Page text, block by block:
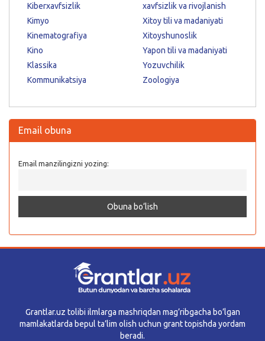
Kiberxavfsizlik
Kimyo
Kinematografiya
Kino
Klassika
Kommunikatsiya
xavfsizlik va rivojlanish
Xitoy tili va madaniyati
Xitoyshunoslik
Yapon tili va madaniyati
Yozuvchilik
Zoologiya
Email obuna
Email manzilingizni yozing:
Grantlar.uz tolibi ilmlarga mashriqdan mag’ribgacha bo’lgan
mamlakatlarda bepul ta’lim olish uchun grant topishda yordam
beradi.